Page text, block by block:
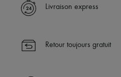
Livraison express
Retour toujours gratuit